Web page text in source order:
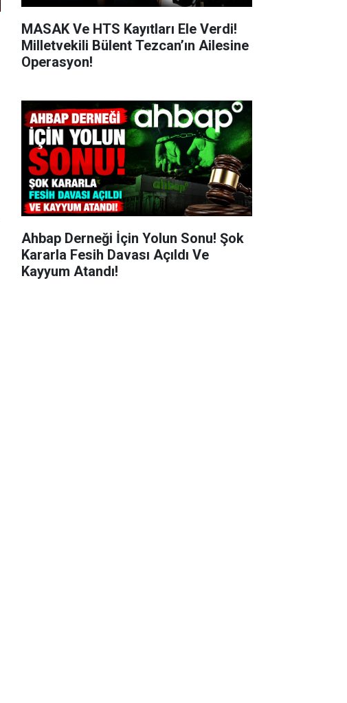
MASAK Ve HTS Kayıtları Ele Verdi!
Milletvekili Bülent Tezcan’ın Ailesine
Operasyon!
Ahbap Derneği İçin Yolun Sonu! Şok
Kararla Fesih Davası Açıldı Ve
Kayyum Atandı!